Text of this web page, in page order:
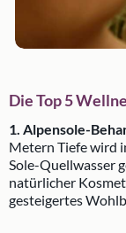
Die Top 5
1. Alpensole-
Metern Tiefe wird
Sole-Quellwasser
natürlicher
gesteigertes